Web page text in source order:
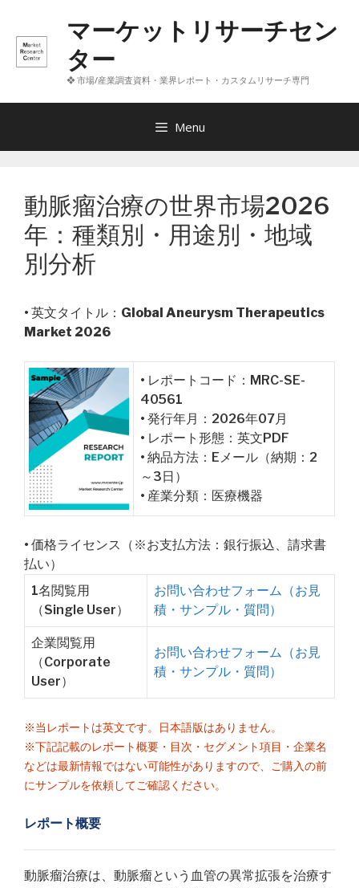
へ
マーケットリサーチセン
ター
❖ 市場/産業調査資料・業界レポート・カスタムリサーチ専門
Menu
動脈瘤治療の世界市場2026
年：種類別・用途別・地域
別分析
• 英文タイトル： Global Aneurysm Therapeutics
Market 2026
• レポートコード：MRC-SE-
40561
• 発行年月：2026年07月
• レポート形態：英文PDF
• 納品方法：Eメール（納期：2
～3日）
• 産業分類：医療機器
• 価格ライセンス（※お支払方法：銀行振込、請求書
払い）
1名閲覧用
（Single User）
お問い合わせフォーム（お見
積・サンプル・質問）
企業閲覧用
（Corporate
User）
お問い合わせフォーム（お見
積・サンプル・質問）
※当レポートは英文です。日本語版はありません。
※下記記載のレポート概要・目次・セグメント項目・企業名
などは最新情報ではない可能性がありますので、ご購入の前
にサンプルを依頼してご確認ください。
レポート概要
動脈瘤治療は、動脈瘤という血管の異常拡張を治療す